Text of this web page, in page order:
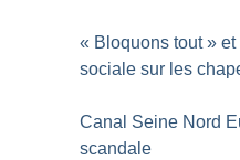
« Bloquons tout » et
sociale sur les
Canal Seine Nord
scandale